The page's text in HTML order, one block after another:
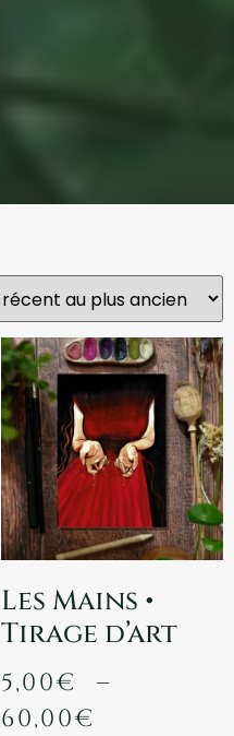
Les Mains •
Tirage d’art
5,00€
–
60,00€